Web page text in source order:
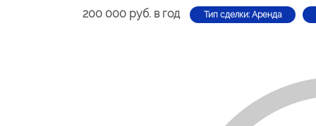
200 000 руб. в год Тип сделки: Аренда